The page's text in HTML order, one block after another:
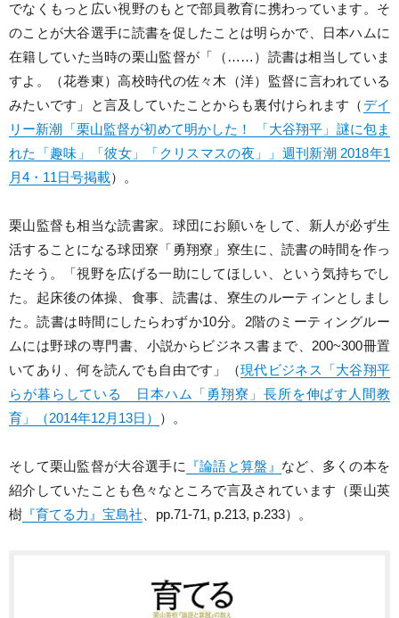
でなくもっと広い視野のもとで部員教育に携わっています。そ
のことが大谷選手に読書を促したことは明らかで、日本ハムに
在籍していた当時の栗山監督が「（……）読書は相当していま
すよ。（花巻東）高校時代の佐々木（洋）監督に言われている
みたいです」と言及していたことからも裏付けられます（ デイ
リー新潮「栗山監督が初めて明かした！ 「大谷翔平」謎に包ま
れた「趣味」「彼女」「クリスマスの夜」」週刊新潮 2018年1
月4・11日号掲載）。
栗山監督も相当な読書家。球団にお願いをして、新人が必ず生
活することになる球団寮「勇翔寮」寮生に、読書の時間を作っ
たそう。「視野を広げる一助にしてほしい、という気持ちでし
た。起床後の体操、食事、読書は、寮生のルーティンとしまし
た。読書は時間にしたらわずか10分。2階のミーティングルー
ムには野球の専門書、小説からビジネス書まで、200~300冊置
いてあり、何を読んでも自由です」（現代ビジネス「大谷翔平
らが暮らしている 日本ハム「勇翔寮」長所を伸ばす人間教
育」（2014年12月13日）
）。
そして栗山監督が大谷選手に 『論語と算盤』 など、多くの本を
紹介していたことも色々なところで言及されています（栗山英
樹 『育てる力』宝島社 、pp.71-71, p.213, p.233）。